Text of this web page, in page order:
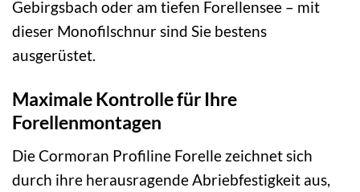
Gebirgsbach oder am tiefen Forellensee – mit
dieser Monofilschnur sind Sie bestens
ausgerüstet.
Maximale Kontrolle für Ihre
Forellenmontagen
Die Cormoran Profiline Forelle zeichnet sich
durch ihre herausragende Abriebfestigkeit aus,